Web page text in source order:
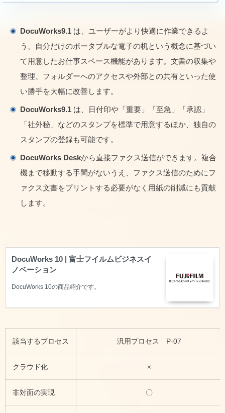
DocuWorks9.1 は、ユーザーがより快適に作業できるよ
う、自分だけのポータブルな電子の机という概念に基づい
て用意したお仕事スペース機能があります。文書の収集や
整理、フォルダーへのアクセスや外部との共有といった使
い勝手を大幅に改善します。
DocuWorks9.1 は、日付印や「重要」「至急」「承認」
「社外秘」などのスタンプを標準で用意するほか、独自の
スタンプの登録も可能です。
DocuWorks Deskから直接ファクス送信ができます。複合
機まで移動する手間がないうえ、ファクス送信のためにフ
ァクス文書をプリントする必要がなく用紙の削減にも貢献
します。
DocuWorks 10 | 富士フイルムビジネスイ
ノベーション
DocuWorks 10の商品紹介です。
該当するプロセス 汎用プロセス P-07
クラウド化 ×
非対面の実現 〇